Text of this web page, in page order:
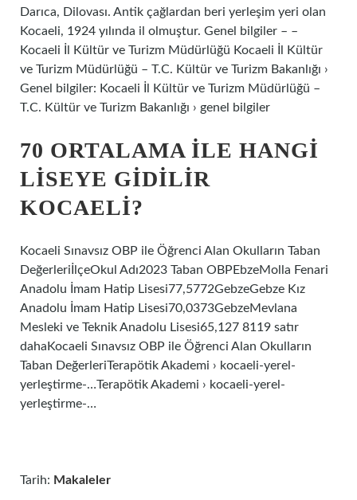
Darıca, Dilovası. Antik çağlardan beri yerleşim yeri olan
Kocaeli, 1924 yılında il olmuştur. Genel bilgiler – –
Kocaeli İl Kültür ve Turizm Müdürlüğü Kocaeli İl Kültür
ve Turizm Müdürlüğü – T.C. Kültür ve Turizm Bakanlığı ›
Genel bilgiler: Kocaeli İl Kültür ve Turizm Müdürlüğü –
T.C. Kültür ve Turizm Bakanlığı › genel bilgiler
70 ORTALAMA ILE HANGI
LISEYE GIDILIR
KOCAELI?
Kocaeli Sınavsız OBP ile Öğrenci Alan Okulların Taban
DeğerleriİlçeOkul Adı2023 Taban OBPEbzeMolla Fenari
Anadolu İmam Hatip Lisesi77,5772GebzeGebze Kız
Anadolu İmam Hatip Lisesi70,0373GebzeMevlana
Mesleki ve Teknik Anadolu Lisesi65,127 8119 satır
dahaKocaeli Sınavsız OBP ile Öğrenci Alan Okulların
Taban DeğerleriTerapötik Akademi › kocaeli-yerel-
yerleştirme-…Terapötik Akademi › kocaeli-yerel-
yerleştirme-…
Tarih: Makaleler